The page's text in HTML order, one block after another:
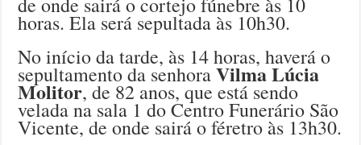
horas. Ela será sepultada às 10h30.
No início da tarde, às 14 horas, haverá o
sepultamento da senhoraVilma Lúcia
Molitor, de 82 anos, que está sendo
velada na sala 1 do Centro Funerário São
Vicente, de onde sairá o féretro às 13h30.